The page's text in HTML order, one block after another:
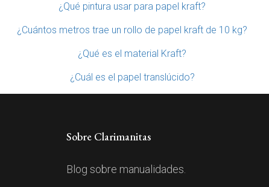
¿Qué pintura usar para papel kraft?
¿Cuántos metros trae un rollo de papel kraft de 10 kg?
¿Qué es el material Kraft?
¿Cuál es el papel translúcido?
Sobre Clarimanitas
Blog sobre manualidades.